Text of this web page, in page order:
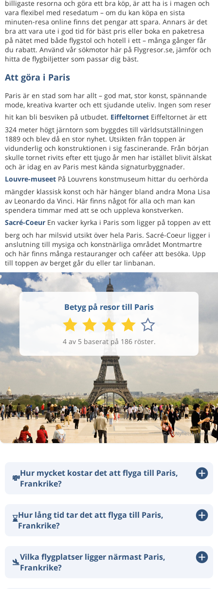
billigaste resorna och göra ett bra köp, är att ha is i magen och
vara flexibel med resedatum – om du kan köpa en sista
minuten-resa online finns det pengar att spara. Annars är det
bra att vara ute i god tid för bäst pris eller boka en paketresa
på nätet med både flygstol och hotell i ett – många gånger får
du rabatt. Använd vår sökmotor här på Flygresor.se, jämför och
hitta de flygbiljetter som passar dig bäst.
Att göra i Paris
Paris är en stad som har allt – god mat, stor konst, spännande
mode, kreativa kvarter och ett sjudande uteliv. Ingen som reser
hit kan bli besviken på utbudet. Eiffeltornet Eiffeltornet är ett
324 meter högt järntorn som byggdes till världsutställningen
1889 och blev då en stor nyhet. Utsikten från toppen är
vidunderlig och konstruktionen i sig fascinerande. Från början
skulle tornet rivits efter ett tjugo år men har istället blivit älskat
och är idag en av Paris mest kända signaturbyggnader.
Louvre-museet På Louvrens konstmuseum hittar du oerhörda
mängder klassisk konst och här hänger bland andra Mona Lisa
av Leonardo da Vinci. Här finns något för alla och man kan
spendera timmar med att se och uppleva konstverken.
Sacré-Coeur En vacker kyrka i Paris som ligger på toppen av ett
berg och har milsvid utsikt över hela Paris. Sacré-Coeur ligger i
anslutning till mysiga och konstnärliga området Montmartre
och här finns många restauranger och caféer att besöka. Upp
till toppen av berget går du eller tar linbanan.
Betyg på resor till Paris
4 av 5 baserat på 186 röster.
💸Hur mycket kostar det att flyga till Paris,
Frankrike?
⌛Hur lång tid tar det att flyga till Paris,
Frankrike?
🛬Vilka flygplatser ligger närmast Paris,
Frankrike?